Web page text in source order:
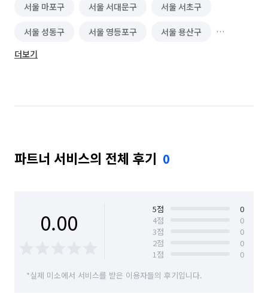
더 나아가 훌륭하고 멋진 분들과 함께 할 수 있다면
서울 마포구 서울 서대문구 서울 서초구
서울 성동구 서울 영등포구 서울 용산구
서울 종로구
더보기
파트너 서비스의 전체 후기 0
0.00 5점
0
4점
0
3점
0
2점
0
1점
0
*실제 미소에서 서비스를 받은 이용자들의 후기입니다.